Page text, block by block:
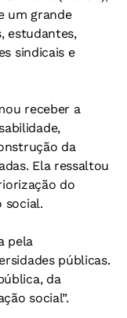
um grande
estudantes,
sindicais e
receber a
da
Ela ressaltou
do
social.
pela
públicas.
da
social”.